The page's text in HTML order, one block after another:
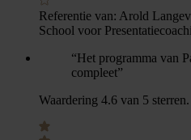
Referentie van: Arold
School voor
“Het programma van
compleet”
Waardering 4.6 van 5 sterren.